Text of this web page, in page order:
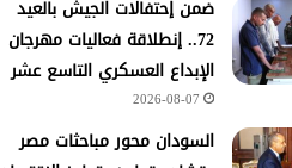
ضمن إحتفالات الجيش بالعيد
72.. إنطلاقة فعاليات مهرجان
الإبداع العسكري التاسع عشر
2026-08-07
السودان محور مباحثات مصر